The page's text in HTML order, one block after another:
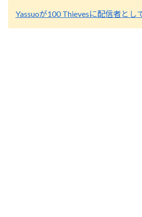
Yassuoが100 Thievesに配信者とし